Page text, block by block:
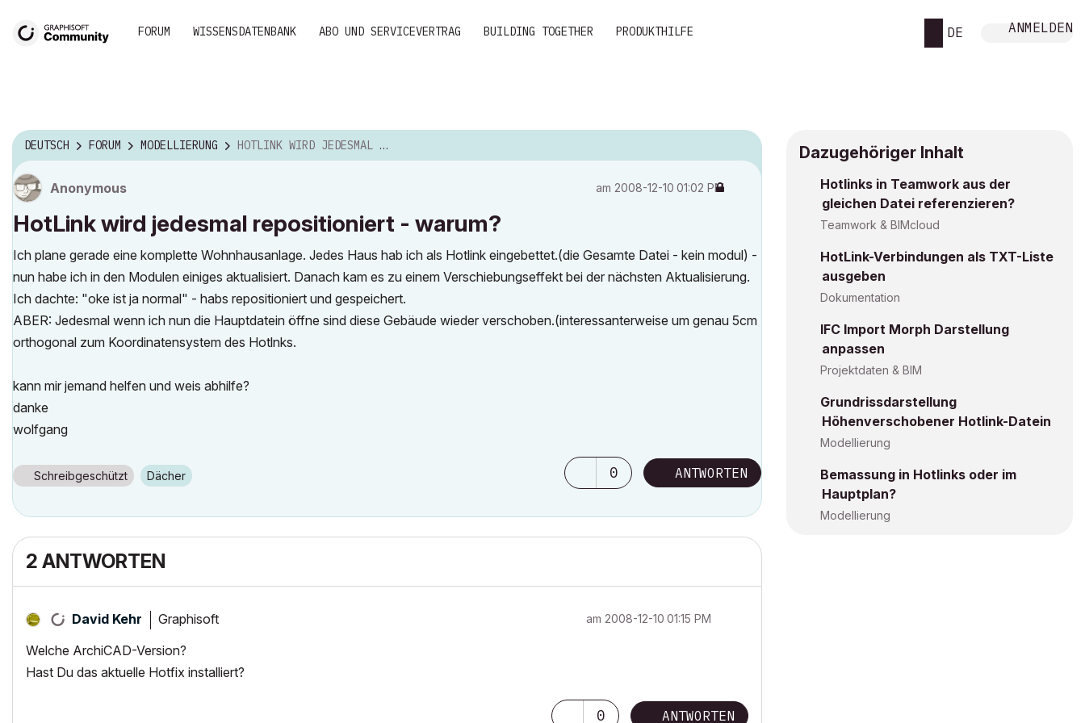
FORUM WISSENSDATENBANK ABO UND SERVICEVERTRAG BUILDING TOGETHER PRODUKTHILFE DE ANMELDEN
DEUTSCH FORUM MODELLIERUNG HOTLINK WIRD JEDESMAL REPOSITIONIERT - WARUM?
Anonymous am ‎2008-12-10 01:02 PM
HotLink wird jedesmal repositioniert - warum?
Ich plane gerade eine komplette Wohnhausanlage. Jedes Haus hab ich als Hotlink eingebettet.(die Gesamte Datei - kein modul) -
nun habe ich in den Modulen einiges aktualisiert. Danach kam es zu einem Verschiebungseffekt bei der nächsten Aktualisierung.
Ich dachte: "oke ist ja normal" - habs repositioniert und gespeichert.
ABER: Jedesmal wenn ich nun die Hauptdatein öffne sind diese Gebäude wieder verschoben.(interessanterweise um genau 5cm
orthogonal zum Koordinatensystem des Hotlnks.
kann mir jemand helfen und weis abhilfe?
danke
wolfgang
Schreibgeschützt Dächer 0 ANTWORTEN
2 ANTWORTEN
David Kehr Graphisoft am ‎2008-12-10 01:15 PM
Welche ArchiCAD-Version?
Hast Du das aktuelle Hotfix installiert?
0 ANTWORTEN
Dazugehöriger Inhalt
Hotlinks in Teamwork aus der
gleichen Datei referenzieren?
Teamwork & BIMcloud
HotLink-Verbindungen als TXT-Liste
ausgeben
Dokumentation
IFC Import Morph Darstellung
anpassen
Projektdaten & BIM
Grundrissdarstellung
Höhenverschobener Hotlink-Datein
Modellierung
Bemassung in Hotlinks oder im
Hauptplan?
Modellierung